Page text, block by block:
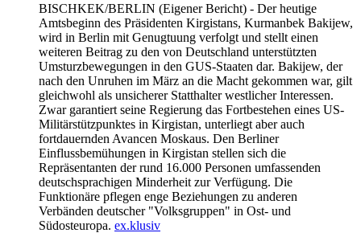
BISCHKEK/BERLIN (Eigener Bericht) - Der heutige
Amtsbeginn des Präsidenten Kirgistans, Kurmanbek Bakijew,
wird in Berlin mit Genugtuung verfolgt und stellt einen
weiteren Beitrag zu den von Deutschland unterstützten
Umsturzbewegungen in den GUS-Staaten dar. Bakijew, der
nach den Unruhen im März an die Macht gekommen war, gilt
gleichwohl als unsicherer Statthalter westlicher Interessen.
Zwar garantiert seine Regierung das Fortbestehen eines US-
Militärstützpunktes in Kirgistan, unterliegt aber auch
fortdauernden Avancen Moskaus. Den Berliner
Einflussbemühungen in Kirgistan stellen sich die
Repräsentanten der rund 16.000 Personen umfassenden
deutschsprachigen Minderheit zur Verfügung. Die
Funktionäre pflegen enge Beziehungen zu anderen
Verbänden deutscher "Volksgruppen" in Ost- und
Südosteuropa. ex.klusiv